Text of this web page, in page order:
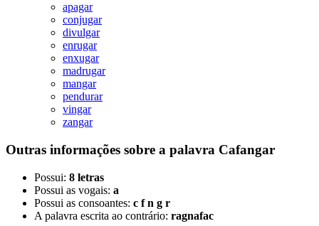
apagar
conjugar
divulgar
enrugar
enxugar
madrugar
mangar
pendurar
vingar
zangar
Outras informações sobre a palavra Cafangar
Possui: 8 letras
Possui as vogais: a
Possui as consoantes: c f n g r
A palavra escrita ao contrário: ragnafac